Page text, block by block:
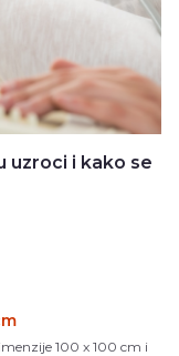
uzroci i kako se
100 x 100 cm i